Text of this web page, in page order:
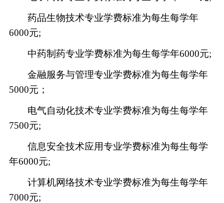
药品生物技术专业学费标准为每生每学年
6000元;
中药制药专业学费标准为每生每学年6000元;
金融服务与管理专业学费标准为每生每学年
5000元；
电气自动化技术专业学费标准为每生每学年
7500元;
信息安全技术应用专业学费标准为每生每学
年6000元;
计算机网络技术专业学费标准为每生每学年
7000元;